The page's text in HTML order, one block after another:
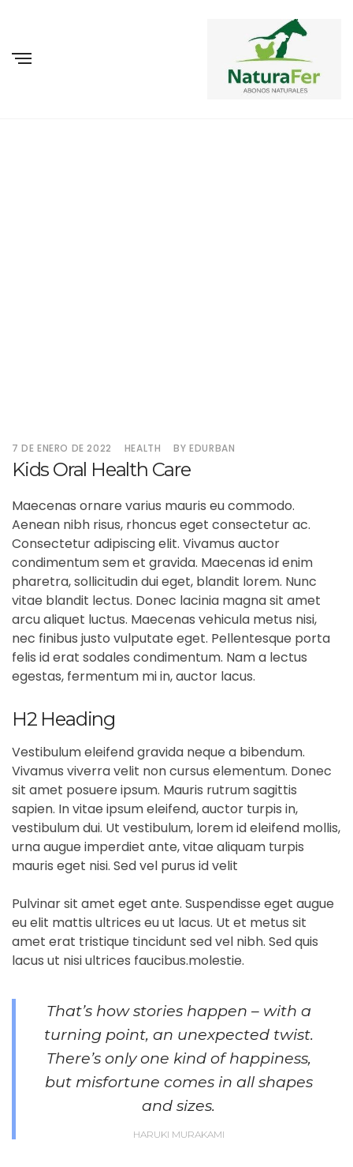
7 DE ENERO DE 2022 HEALTH BY EDURBAN
Kids Oral Health Care
Maecenas ornare varius mauris eu commodo.
Aenean nibh risus, rhoncus eget consectetur ac.
Consectetur adipiscing elit. Vivamus auctor
condimentum sem et gravida. Maecenas id enim
pharetra, sollicitudin dui eget, blandit lorem. Nunc
vitae blandit lectus. Donec lacinia magna sit amet
arcu aliquet luctus. Maecenas vehicula metus nisi,
nec finibus justo vulputate eget. Pellentesque porta
felis id erat sodales condimentum. Nam a lectus
egestas, fermentum mi in, auctor lacus.
H2 Heading
Vestibulum eleifend gravida neque a bibendum.
Vivamus viverra velit non cursus elementum. Donec
sit amet posuere ipsum. Mauris rutrum sagittis
sapien. In vitae ipsum eleifend, auctor turpis in,
vestibulum dui. Ut vestibulum, lorem id eleifend mollis,
urna augue imperdiet ante, vitae aliquam turpis
mauris eget nisi. Sed vel purus id velit
Pulvinar sit amet eget ante. Suspendisse eget augue
eu elit mattis ultrices eu ut lacus. Ut et metus sit
amet erat tristique tincidunt sed vel nibh. Sed quis
lacus ut nisi ultrices faucibus.molestie.
That’s how stories happen – with a
turning point, an unexpected twist.
There’s only one kind of happiness,
but misfortune comes in all shapes
and sizes.
HARUKI MURAKAMI